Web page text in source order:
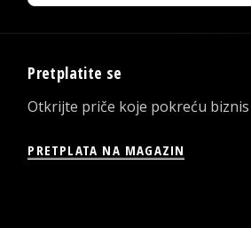
Pretplatite se
Otkrijte priče koje pokreću biznis
PRETPLATA NA MAGAZIN